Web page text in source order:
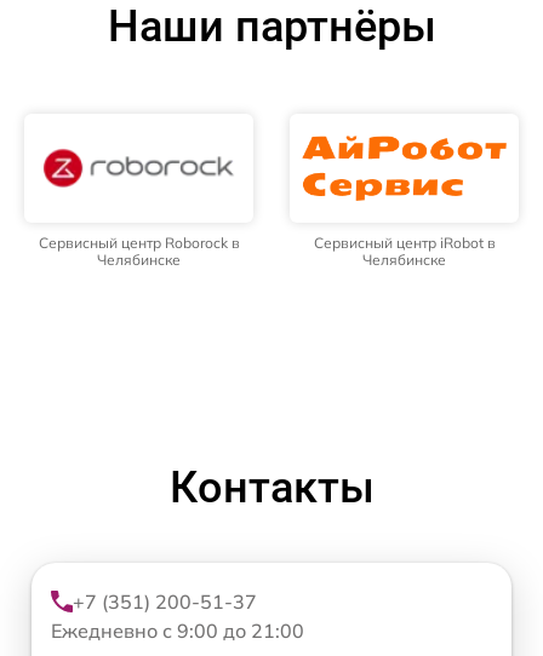
Наши партнёры
Сервисный центр Roborock в
Челябинске
Сервисный центр iRobot в
Челябинске
Контакты
+7 (351) 200-51-37
Ежедневно с 9:00 до 21:00